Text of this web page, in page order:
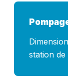
station